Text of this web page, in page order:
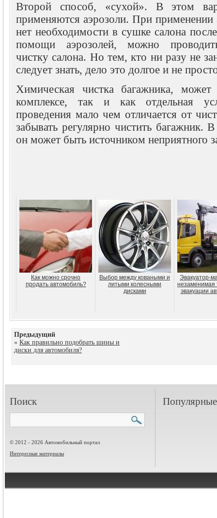
Второй способ, «сухой». В этом
применяются аэрозоли. При применении
нет необходимости в сушке салона
помощи аэрозолей, можно
чистку салона. Но тем, кто ни разу не
следует знать, дело это долгое и не
Химическая чистка багажника,
комплексе, так и как отдельная
проведения мало чем отличается от
забывать регулярно чистить багажник. В
он может быть источником неприятного
Как можно срочно
продать автомобиль?
Выбор между коваными и
литыми колесными
дисками
Эвакуатор-
незаменимая
эвакуации
Предыдущий
« Как правильно подобрать шины и
диски для автомобиля?
Поиск
© 2012 - 2026 Автомобильный портал
Интересные материалы
Популярные